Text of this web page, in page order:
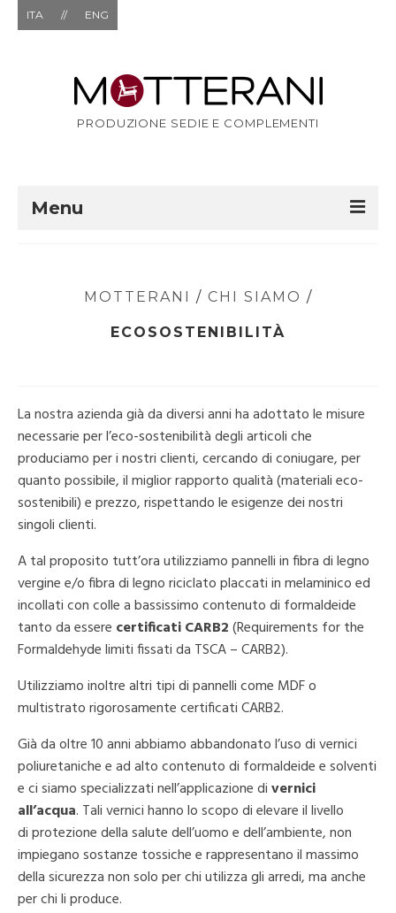
ITA // ENG
PRODUZIONE SEDIE E COMPLEMENTI
Menu
ECOSOSTENIBILITÀ
ETICHETTATURA AMBIENTALE
UFFICIO TECNICO
CONTATTI
MOTTERANI / CHI SIAMO /
ECOSOSTENIBILITÀ
La nostra azienda già da diversi anni ha adottato le misure
necessarie per l’eco-sostenibilità degli articoli che
produciamo per i nostri clienti, cercando di coniugare, per
quanto possibile, il miglior rapporto qualità (materiali eco-
sostenibili) e prezzo, rispettando le esigenze dei nostri
singoli clienti.
A tal proposito tutt’ora utilizziamo pannelli in fibra di legno
vergine e/o fibra di legno riciclato ​placcati in melaminico ed
incollati con colle a bassissimo contenuto di formaldeide
tanto da essere certificati CARB2(Requirements for the
Formaldehyde limiti fissati da TSCA – CARB2).
Utilizziamo inoltre altri tipi di pannelli come MDF o
multistrato rigorosamente certificati CARB2.
Già da oltre 10 anni abbiamo abbandonato l’uso di vernici
poliuretaniche e ad alto contenuto di formaldeide e solventi
e ci siamo specializzati nell’applicazione divernici
all’acqua. Tali vernici hanno lo scopo di elevare il livello
di protezione della salute dell’uomo e dell’ambiente, non
impiegano sostanze tossiche e rappresentano il massimo
della sicurezza non solo per chi utilizza gli arredi, ma anche
per chi li produce.